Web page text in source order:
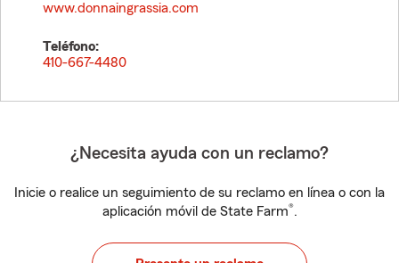
www.donnaingrassia.com
Teléfono:
410-667-4480
¿Necesita ayuda con un reclamo?
Inicie o realice un seguimiento de su reclamo en línea o con la
aplicación móvil de State Farm®.